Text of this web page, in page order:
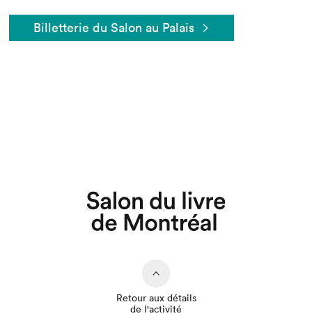
Billetterie du Salon au Palais
Retour aux détails
de l'activité